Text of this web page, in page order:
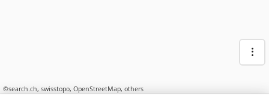
©search.ch, swisstopo, OpenStreetMap, others